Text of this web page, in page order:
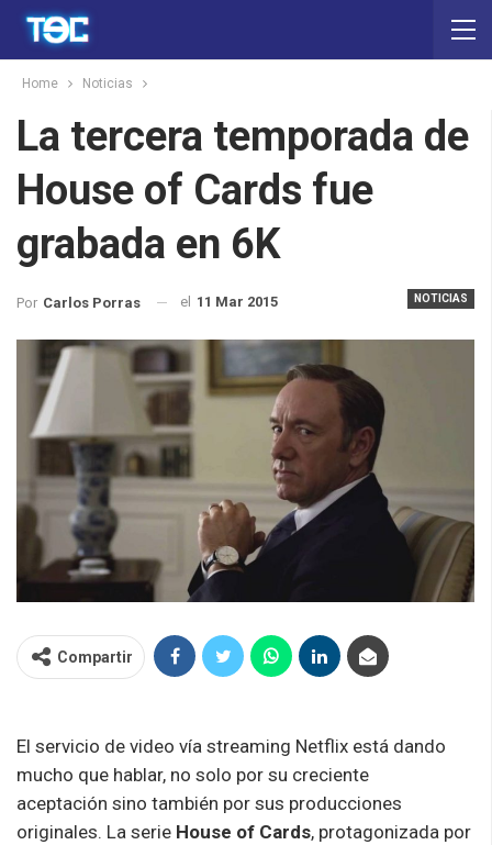
Home Noticias
La tercera temporada de
House of Cards fue
grabada en 6K
NOTICIAS
Por Carlos Porras el 11 Mar 2015
Compartir
El servicio de video vía streaming Netflix está dando
mucho que hablar, no solo por su creciente
aceptación sino también por sus producciones
originales. La serie House of Cards, protagonizada por